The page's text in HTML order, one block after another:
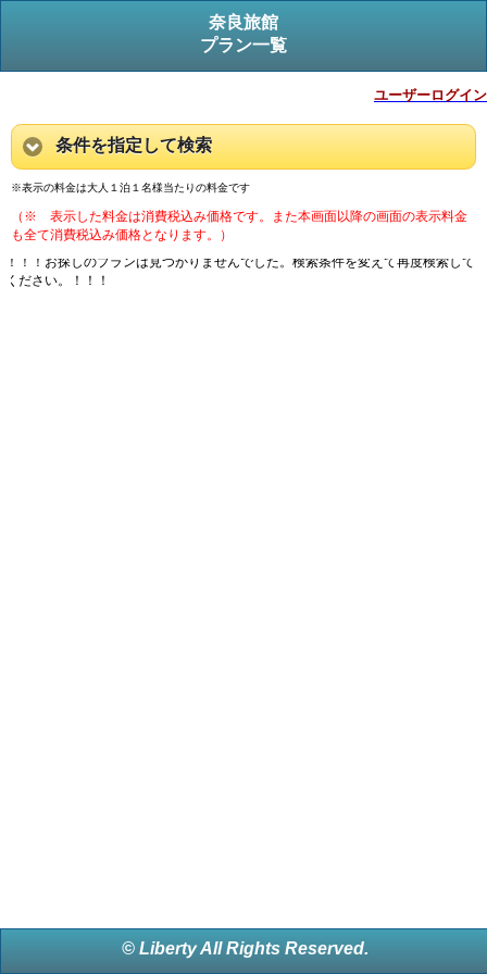
奈良旅館
プラン一覧
ユーザーログイン
条件を指定して検索
※表示の料金は大人１泊１名様当たりの料金です
（※ 表示した料金は消費税込み価格です。また本画面以降の画面の表示料金
も全て消費税込み価格となります。）
！！！お探しのプランは見つかりませんでした。検索条件を変えて再度検索して
ください。！！！
© Liberty All Rights Reserved.